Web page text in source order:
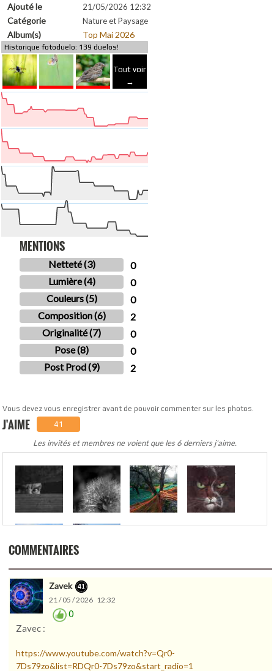
Ajouté le 21/05/2026 12:32
Catégorie Nature et Paysage
Album(s) Top Mai 2026
Historique fotoduelo: 139 duelos!
Tout voir
→
MENTIONS
Netteté (3)
0
Lumière (4)
0
Couleurs (5)
0
Composition (6)
2
Originalité (7)
0
Pose (8)
0
Post Prod (9)
2
Vous devez vous enregistrer avant de pouvoir commenter sur les photos.
J'AIME 41
Les invités et membres ne voient que les 6 derniers j'aime.
COMMENTAIRES
Zavek
21 / 05 / 2026 12:32
0
Zavec :
https://www.youtube.com/watch?v=Qr0-
7Ds79zo&list=RDQr0-7Ds79zo&start_radio=1